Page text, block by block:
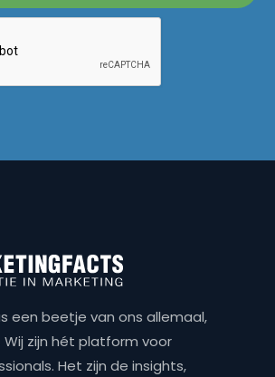
een beetje van ons allemaal,
zijn hét platform voor
Het zijn de insights,